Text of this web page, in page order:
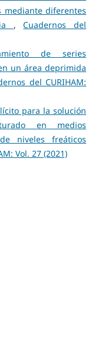
mediante diferentes
,Cuadernos del
de series
un área deprimida
del CURIHAM:
para la solución
en medios
niveles freáticos
Vol. 27 (2021)